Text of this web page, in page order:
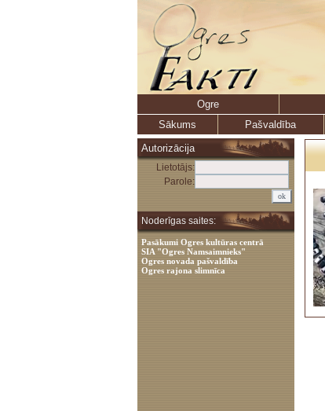
Ogre
Sākums
Pašvaldība
Autorizācija
Lietotājs:
Parole:
Noderīgas saites:
Pasākumi Ogres kultūras centrā
SIA "Ogres Namsaimnieks"
Ogres novada pašvaldība
Ogres rajona slimnīca